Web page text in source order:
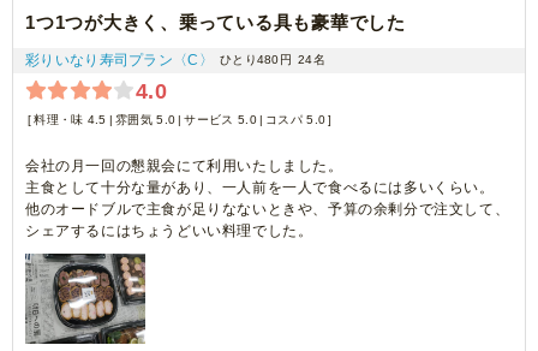
1つ1つが大きく、乗っている具も豪華でした
彩りいなり寿司プラン〈C〉 ひとり480円 24名
4.0
料理・味 4.5 雰囲気 5.0 サービス 5.0 コスパ 5.0
会社の月一回の懇親会にて利用いたしました。
主食として十分な量があり、一人前を一人で食べるには多いくらい。
他のオードブルで主食が足りなないときや、予算の余剰分で注文して、
シェアするにはちょうどいい料理でした。